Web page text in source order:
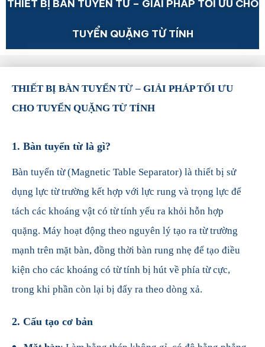
THIẾT BỊ BÀN TUYỂN TỪ – GIẢI PHÁP TỐI ƯU CHO
TUYỂN QUẶNG TỪ TÍNH
THIẾT BỊ BÀN TUYỂN TỪ – GIẢI PHÁP TỐI ƯU
CHO TUYỂN QUẶNG TỪ TÍNH
1. Bàn tuyển từ là gì?
Bàn tuyển từ (Magnetic Table Separator) là thiết bị sử
dụng lực từ trường kết hợp với lực rung và trọng lực để
tách các khoáng vật có từ tính yếu ra khỏi hỗn hợp
quặng. Máy hoạt động theo nguyên lý tạo ra từ trường
mạnh trên mặt bàn, đồng thời bàn rung nhẹ để tạo điều
kiện cho các khoáng có từ tính bị hút về phía từ cực,
trong khi phần còn lại bị đẩy ra theo dòng xả.
2. Cấu tạo cơ bản